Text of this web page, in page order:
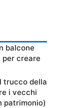
balcone
per creare
trucco della
i vecchi
patrimonio)